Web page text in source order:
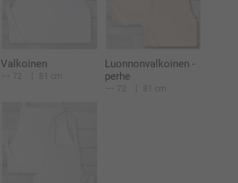
Valkoinen
72 81 cm
Luonnonvalkoinen -
perhe
72 81 cm